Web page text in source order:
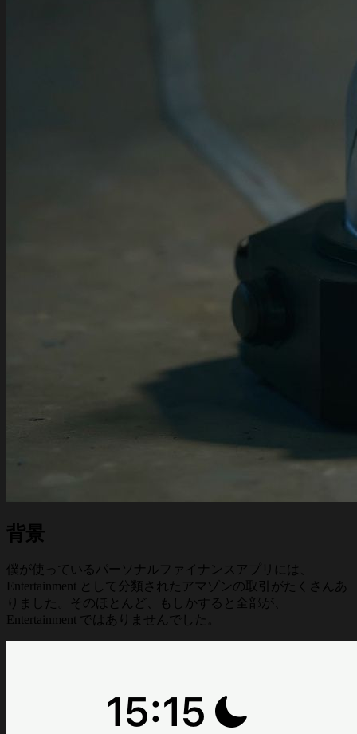
背景
僕が使っているパーソナルファイナンスアプリには、
Entertainment として分類されたアマゾンの取引がたくさんあ
りました。そのほとんど、もしかすると全部が、
Entertainment ではありませんでした。